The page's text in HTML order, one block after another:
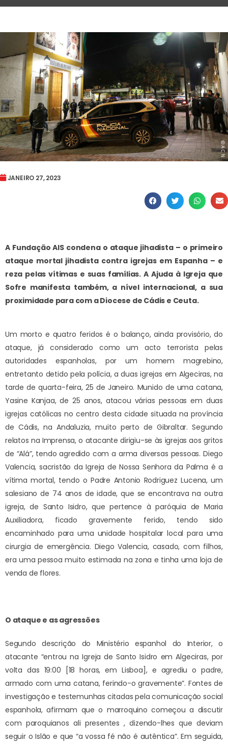
JANEIRO 27, 2023
A Fundação AIS condena o ataque jihadista – o primeiro
ataque mortal jihadista contra igrejas em Espanha – e
reza pelas vítimas e suas famílias. A Ajuda à Igreja que
Sofre manifesta também, a nível internacional, a sua
proximidade para com a Diocese de Cádis e Ceuta.
Um morto e quatro feridos é o balanço, ainda provisório, do
ataque, já considerado como um acto terrorista pelas
autoridades espanholas, por um homem magrebino,
entretanto detido pela polícia, a duas igrejas em Algeciras, na
tarde de quarta-feira, 25 de Janeiro. Munido de uma catana,
Yasine Kanjaa, de 25 anos, atacou várias pessoas em duas
igrejas católicas no centro desta cidade situada na província
de Cádis, na Andaluzia, muito perto de Gibraltar. Segundo
relatos na Imprensa, o atacante dirigiu-se às igrejas aos gritos
de “Alá”, tendo agredido com a arma diversas pessoas. Diego
Valencia, sacristão da Igreja de Nossa Senhora da Palma é a
vítima mortal, tendo o Padre Antonio Rodriguez Lucena, um
salesiano de 74 anos de idade, que se encontrava na outra
igreja, de Santo Isidro, que pertence à paróquia de Maria
Auxiliadora, ficado gravemente ferido, tendo sido
encaminhado para uma unidade hospitalar local para uma
cirurgia de emergência. Diego Valencia, casado, com filhos,
era uma pessoa muito estimada na zona e tinha uma loja de
venda de flores.
O ataque e as agressões
Segundo descrição do Ministério espanhol do Interior, o
atacante “entrou na Igreja de Santo Isidro em Algeciras, por
volta das 19:00 [18 horas, em Lisboa], e agrediu o padre,
armado com uma catana, ferindo-o gravemente”. Fontes de
investigação e testemunhas citadas pela comunicação social
espanhola, afirmam que o marroquino começou a discutir
com paroquianos ali presentes , dizendo-lhes que deviam
seguir o Islão e que “a vossa fé não é autêntica”. Em seguida,